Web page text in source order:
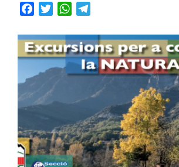
FacebookTwitterWhatsApp